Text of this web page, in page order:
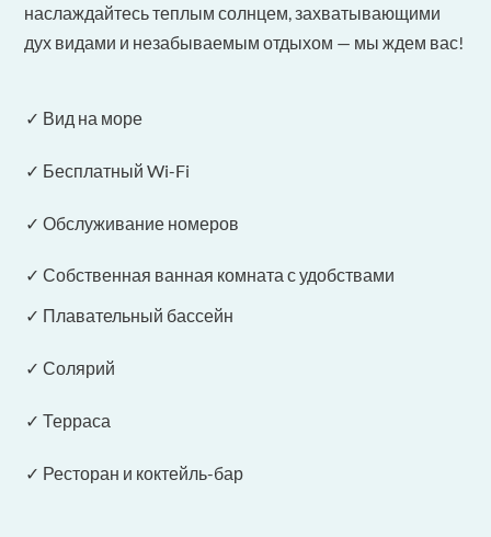
наслаждайтесь теплым солнцем, захватывающими
дух видами и незабываемым отдыхом — мы ждем вас!
✓ Вид на море
✓ Бесплатный Wi-Fi
✓ Обслуживание номеров
✓ Собственная ванная комната с удобствами
✓ Плавательный бассейн
✓ Солярий
✓ Терраса
✓ Ресторан и коктейль-бар